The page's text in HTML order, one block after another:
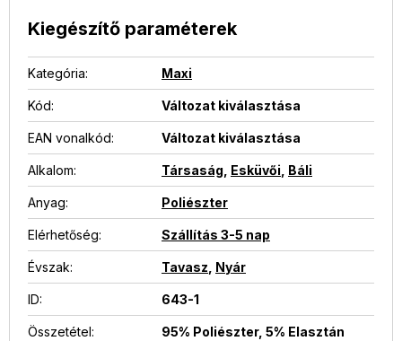
Kiegészítő paraméterek
Kategória: Maxi
Kód: Változat kiválasztása
EAN vonalkód: Változat kiválasztása
Alkalom: Társaság Esküvői Báli
Anyag: Poliészter
Elérhetőség: Szállítás 3-5 nap
Évszak: Tavasz Nyár
ID: 643-1
Összetétel: 95% Poliészter, 5% Elasztán